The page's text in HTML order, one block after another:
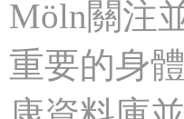
Möln關注
重要的身